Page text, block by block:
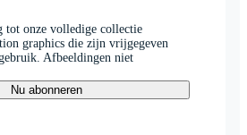
tot onze volledige collectie
graphics die zijn vrijgegeven
Afbeeldingen niet
Nu abonneren